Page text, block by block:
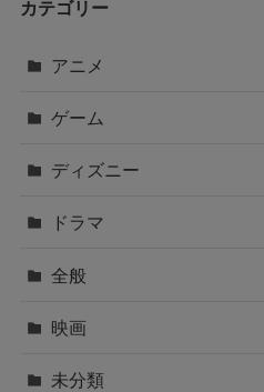
カテゴリー
アニメ
ゲーム
ディズニー
ドラマ
全般
映画
未分類